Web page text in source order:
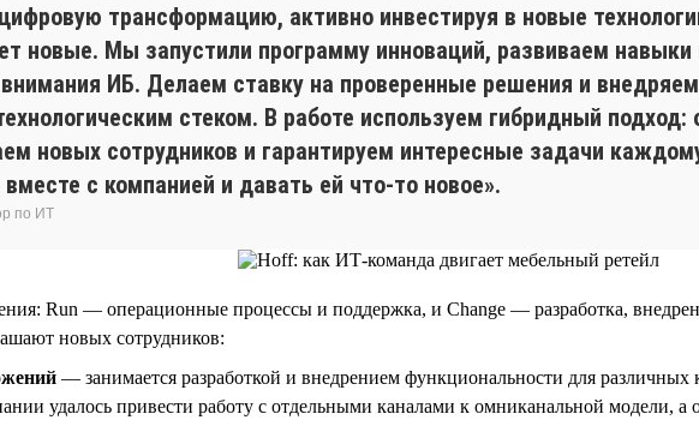
трансформацию, активно инвестируя в новые
новые. Мы запустили программу инноваций, развиваем
ИБ. Делаем ставку на проверенные решения и
стеком. В работе используем гибридный
новых сотрудников и гарантируем интересные задачи
с компанией и давать ей что-то новое».
по ИТ
Run — операционные процессы и поддержка, и Change — разработка,
новых сотрудников:
— занимается разработкой и внедрением функциональности для
удалось привести работу с отдельными каналами к омниканальной модели,